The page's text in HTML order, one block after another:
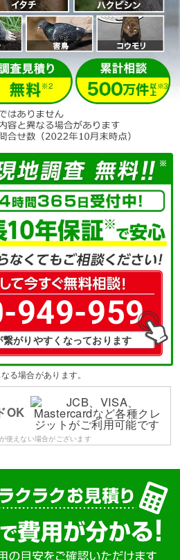
949-959
がりやすくなっております
る場合があります。
OK
使えない場合がございます